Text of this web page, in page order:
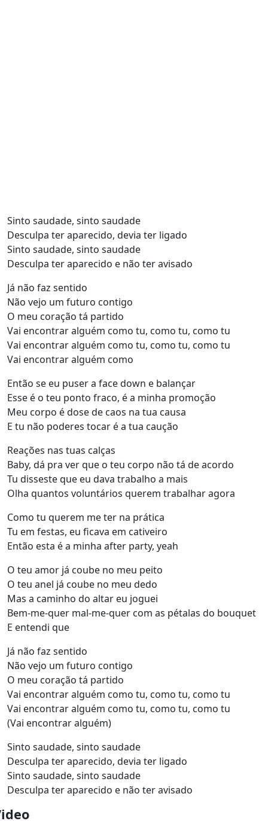
Sinto saudade, sinto saudade
Desculpa ter aparecido, devia ter ligado
Sinto saudade, sinto saudade
Desculpa ter aparecido e não ter avisado
Já não faz sentido
Não vejo um futuro contigo
O meu coração tá partido
Vai encontrar alguém como tu, como tu, como tu
Vai encontrar alguém como tu, como tu, como tu
Vai encontrar alguém como
Então se eu puser a face down e balançar
Esse é o teu ponto fraco, é a minha promoção
Meu corpo é dose de caos na tua causa
E tu não poderes tocar é a tua caução
Reações nas tuas calças
Baby, dá pra ver que o teu corpo não tá de acordo
Tu disseste que eu dava trabalho a mais
Olha quantos voluntários querem trabalhar agora
Como tu querem me ter na prática
Tu em festas, eu ficava em cativeiro
Então esta é a minha after party, yeah
O teu amor já coube no meu peito
O teu anel já coube no meu dedo
Mas a caminho do altar eu joguei
Bem-me-quer mal-me-quer com as pétalas do bouquet
E entendi que
Já não faz sentido
Não vejo um futuro contigo
O meu coração tá partido
Vai encontrar alguém como tu, como tu, como tu
Vai encontrar alguém como tu, como tu, como tu
(Vai encontrar alguém)
Sinto saudade, sinto saudade
Desculpa ter aparecido, devia ter ligado
Sinto saudade, sinto saudade
Desculpa ter aparecido e não ter avisado